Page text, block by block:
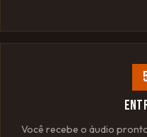
Você recebe o áudio